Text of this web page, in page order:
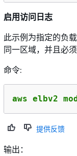
启用访问日志
此示例为指定的负
同一区域，并且必
命令:
aws elbv2
提供反馈
输出：